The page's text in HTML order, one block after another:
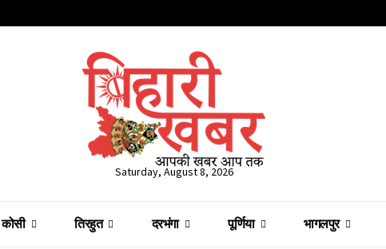
Saturday, August 8, 2026
कोसी तिरहुत दरभंगा पूर्णिया भागलपुर